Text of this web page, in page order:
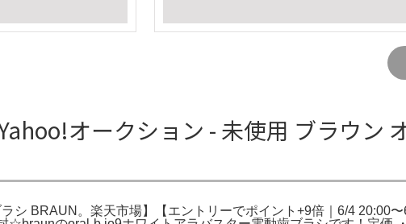
オークション - 未使用 ブラウン
シ BRAUN。楽天市場】【エントリーでポイント+9倍｜6/4 20:00